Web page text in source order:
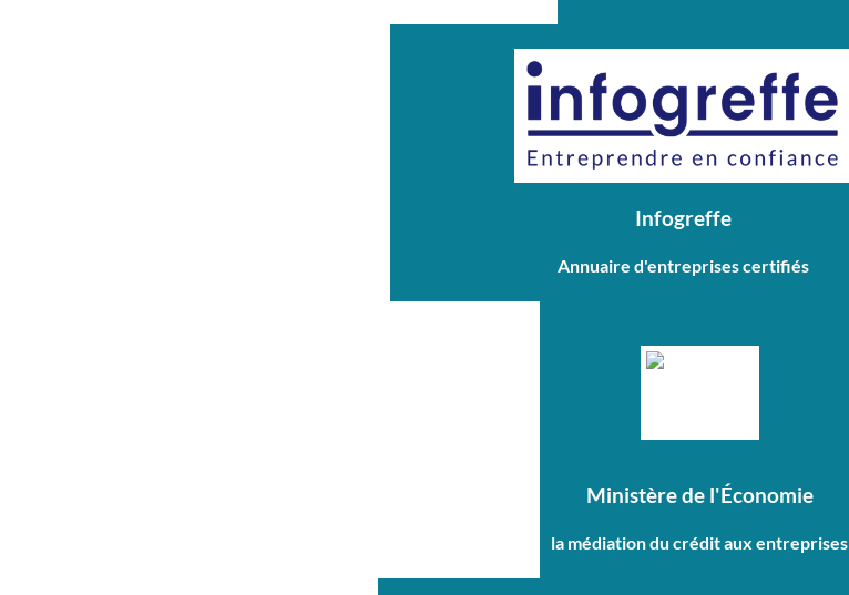
Infogreffe
Annuaire d'entreprises certifiés
Ministère de l'Économie
la médiation du crédit aux entreprises